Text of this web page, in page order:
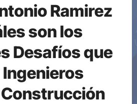
Ramirez
son los
Desafíos que